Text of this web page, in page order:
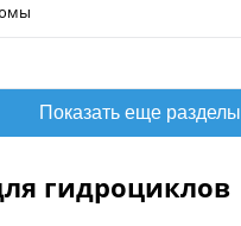
Показать еще разделы
гидроциклов